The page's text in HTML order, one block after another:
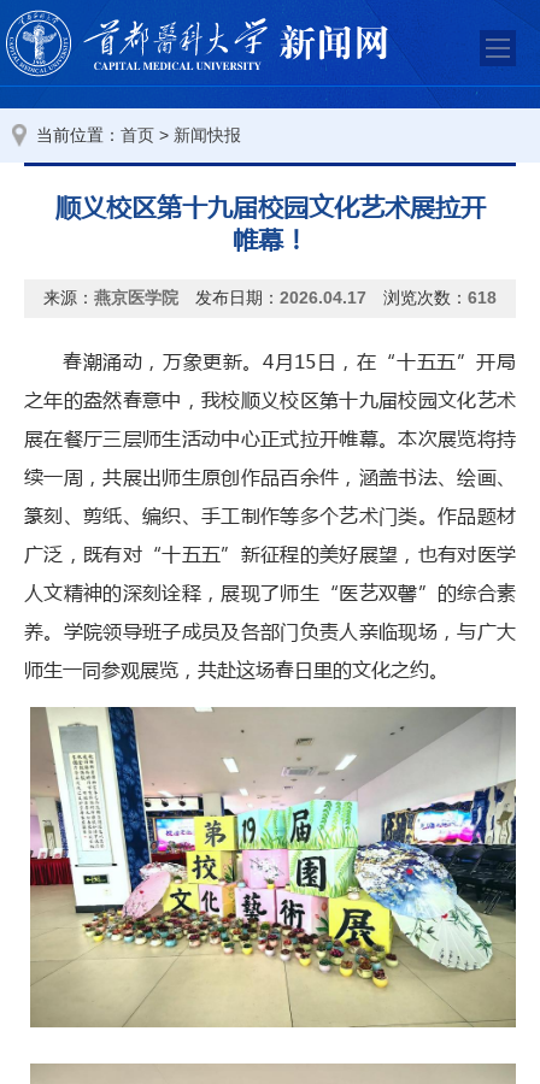
当前位置： 首页 > 新闻快报
顺义校区第十九届校园文化艺术展拉开
帷幕！
来源： 燕京医学院 发布日期： 2026.04.17 浏览次数： 618
春潮涌动，万象更新。4月15日，在“十五五”开局
之年的盎然春意中，我校顺义校区第十九届校园文化艺术
展在餐厅三层师生活动中心正式拉开帷幕。本次展览将持
续一周，共展出师生原创作品百余件，涵盖书法、绘画、
篆刻、剪纸、编织、手工制作等多个艺术门类。作品题材
广泛，既有对“十五五”新征程的美好展望，也有对医学
人文精神的深刻诠释，展现了师生“医艺双馨”的综合素
养。学院领导班子成员及各部门负责人亲临现场，与广大
师生一同参观展览，共赴这场春日里的文化之约。